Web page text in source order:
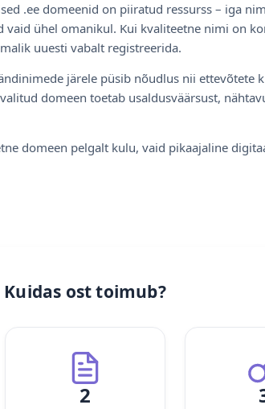
.ee domeenid on piiratud ressurss – iga
vaid ühel omanikul. Kui kvaliteetne nimi on
uuesti vabalt registreerida.
järele püsib nõudlus nii ettevõtete
domeen toetab usaldusväärsust,
domeen pelgalt kulu, vaid pikaajaline
Kuidas ost toimub?
2